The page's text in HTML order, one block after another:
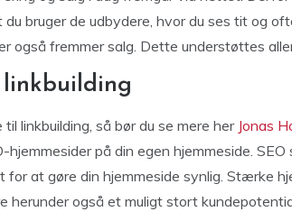
du bruger de udbydere, hvor du ses tit og
også fremmer salg. Dette understøttes
til linkbuilding, så bør du se mere her Jonas
på din egen hjemmeside.
for at gøre din hjemmeside synlig. Stærke
herunder også et muligt stort